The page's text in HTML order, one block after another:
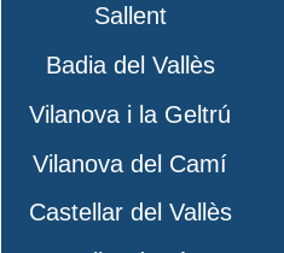
Sallent
Badia del Vallès
Vilanova i la Geltrú
Vilanova del Camí
Castellar del Vallès